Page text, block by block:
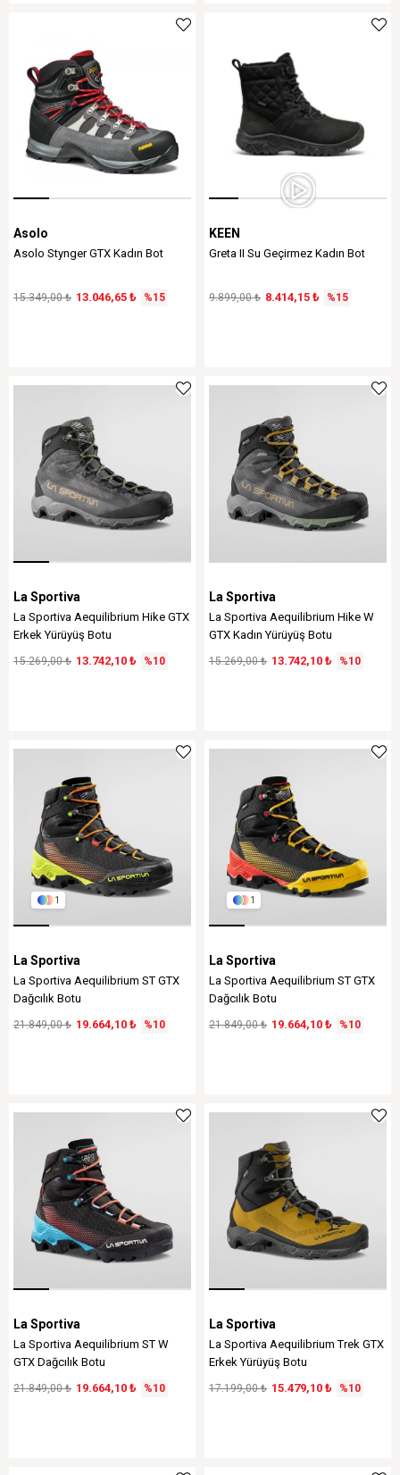
Asolo
Asolo Stynger GTX Kadın Bot
13.046,65 ₺
15.349,00 ₺ %15
KEEN
Greta II Su Geçirmez Kadın Bot
8.414,15 ₺
9.899,00 ₺ %15
La Sportiva
La Sportiva Aequilibrium Hike GTX
Erkek Yürüyüş Botu
13.742,10 ₺
15.269,00 ₺ %10
La Sportiva
La Sportiva Aequilibrium Hike W
GTX Kadın Yürüyüş Botu
13.742,10 ₺
15.269,00 ₺ %10
1
La Sportiva
La Sportiva Aequilibrium ST GTX
Dağcılık Botu
19.664,10 ₺
21.849,00 ₺ %10
1
La Sportiva
La Sportiva Aequilibrium ST GTX
Dağcılık Botu
19.664,10 ₺
21.849,00 ₺ %10
La Sportiva
La Sportiva Aequilibrium ST W
GTX Dağcılık Botu
19.664,10 ₺
21.849,00 ₺ %10
La Sportiva
La Sportiva Aequilibrium Trek GTX
Erkek Yürüyüş Botu
15.479,10 ₺
17.199,00 ₺ %10